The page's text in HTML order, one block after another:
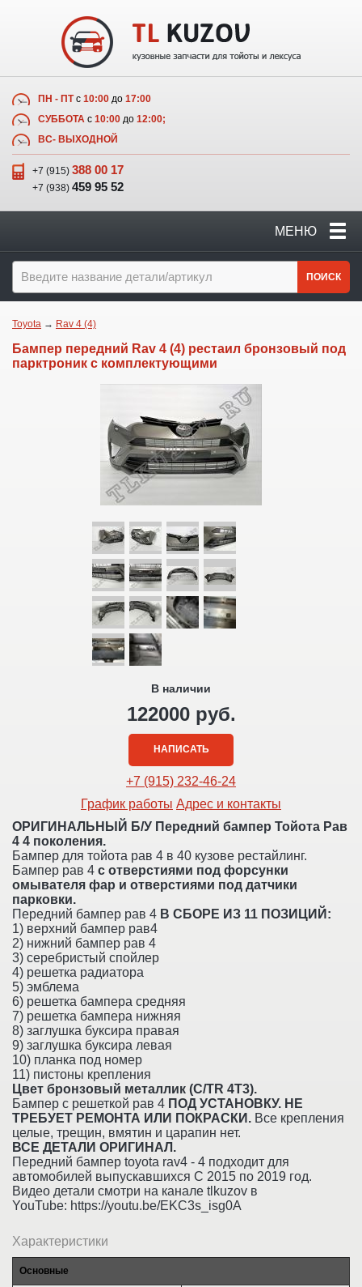
ПН - ПТс 10:00 до 17:00
СУББОТА с 10:00 до 12:00;
ВС- ВЫХОДНОЙ
+7 (915) 388 00 17
+7 (938) 459 95 52
МЕНЮ
ПОИСК
Toyota → Rav 4 (4)
Бампер передний Rav 4 (4) рестаил бронзовый под
парктроник с комплектующими
В наличии
122000 руб.
НАПИСАТЬ
+7 (915) 232-46-24
График работы Адрес и контакты
ОРИГИНАЛЬНЫЙ Б/У Передний бампер Тойота Рав
4 4 поколения.
Бампер для тойота рав 4 в 40 кузове рестайлинг.
Бампер рав 4 с отверстиями под форсунки
омывателя фар и отверстиями под датчики
парковки.
Передний бампер рав 4 В СБОРЕ ИЗ 11 ПОЗИЦИЙ:
1) верхний бампер рав4
2) нижний бампер рав 4
3) серебристый спойлер
4) решетка радиатора
5) эмблема
6) решетка бампера средняя
7) решетка бампера нижняя
8) заглушка буксира правая
9) заглушка буксира левая
10) планка под номер
11) пистоны крепления
Цвет бронзовый металлик (C/TR 4T3).
Бампер с решеткой рав 4 ПОД УСТАНОВКУ. НЕ
ТРЕБУЕТ РЕМОНТА ИЛИ ПОКРАСКИ. Все крепления
целые, трещин, вмятин и царапин нет.
ВСЕ ДЕТАЛИ ОРИГИНАЛ.
Передний бампер toyota rav4 - 4 подходит для
автомобилей выпускавшихся С 2015 по 2019 год.
Видео детали смотри на канале tlkuzov в
YouTube: https://youtu.be/EKC3s_isg0A
Характеристики
Основные